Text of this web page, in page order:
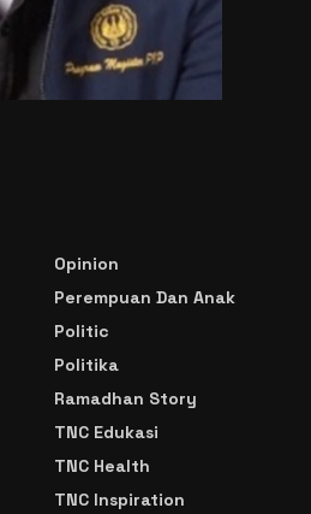
Opinion
Perempuan Dan Anak
Politic
Politika
Ramadhan Story
TNC Edukasi
TNC Health
TNC Inspiration